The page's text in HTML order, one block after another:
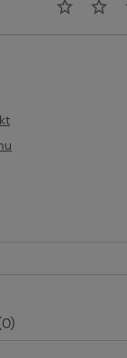
kosztów